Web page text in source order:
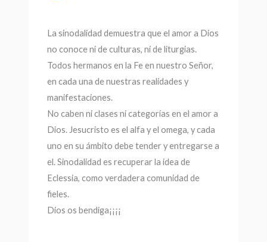
La sinodalidad demuestra que el amor a Dios
no conoce ni de culturas, ni de liturgias.
Todos hermanos en la Fe en nuestro Señor,
en cada una de nuestras realidades y
manifestaciones.
No caben ni clases ni categorías en el amor a
Dios. Jesucristo es el alfa y el omega, y cada
uno en su ámbito debe tender y entregarse a
el. Sinodalidad es recuperar la idea de
Eclessia, como verdadera comunidad de
fieles.
Dios os bendiga¡¡¡¡